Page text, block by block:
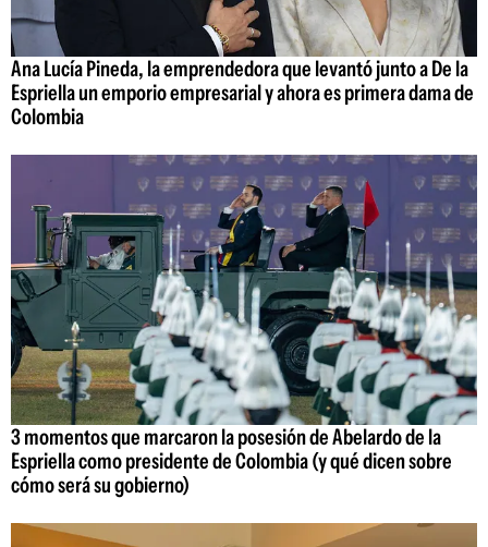
Ana Lucía Pineda, la emprendedora que levantó junto a De la
Espriella un emporio empresarial y ahora es primera dama de
Colombia
3 momentos que marcaron la posesión de Abelardo de la
Espriella como presidente de Colombia (y qué dicen sobre
cómo será su gobierno)